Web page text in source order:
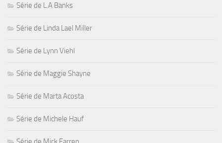
Série de L.A Banks
Série de Linda Lael Miller
Série de Lynn Viehl
Série de Maggie Shayne
Série de Marta Acosta
Série de Michele Hauf